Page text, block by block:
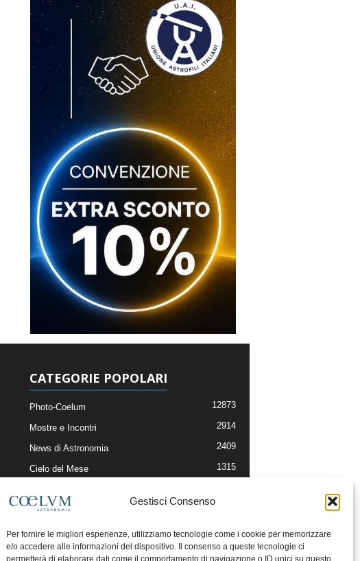
Gestisci Consenso
Per fornire le migliori esperienze, utilizziamo tecnologie come i cookie per memorizzare
e/o accedere alle informazioni del dispositivo. Il consenso a queste tecnologie ci
permetterà di elaborare dati come il comportamento di navigazione o ID unici su questo
CATEGORIE POPOLARI
Photo-Coelum 12873
Mostre e Incontri 2914
News di Astronomia 2409
Cielo del Mese 1315
Articoli e Risorse On-Line
Il Blog della Redazione